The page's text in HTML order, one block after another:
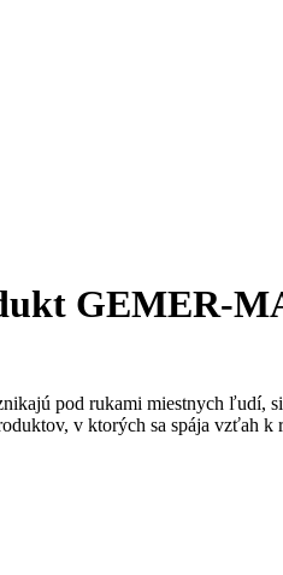
GEMER-
pod rukami miestnych ľudí,
v ktorých sa spája vzťah